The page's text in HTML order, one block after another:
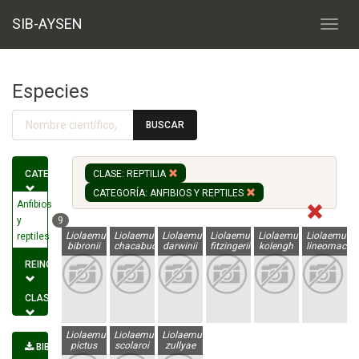
SIB-AYSEN
Especies
BUSCAR
CATEGORÍA
Anfibios
y
reptiles
9
REINO
CLASE
BIBLIOGRAFÍA
CLASE: REPTILIA
CATEGORÍA: ANFIBIOS Y REPTILES
Liolaemus
bibronii
Liolaemus
chacabucoense
Liolaemus
darwinii
Liolaemus
fitzingerii
Liolaemus
kolengh
Liolaemus
Liolaemus
pictus
Liolaemus
scolaroi
Liolaemus
zullyae